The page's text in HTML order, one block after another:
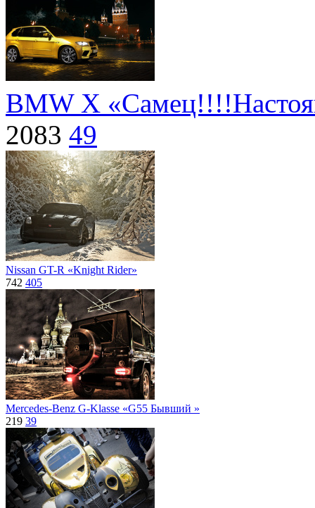
BMW X
2083 49
Nissan GT-R «Knight Rider»
742 405
Mercedes-Benz G-Klasse «G55 Бывший »
219 39